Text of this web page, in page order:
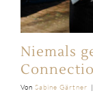
Niemals
Von Sabine Gärtner |